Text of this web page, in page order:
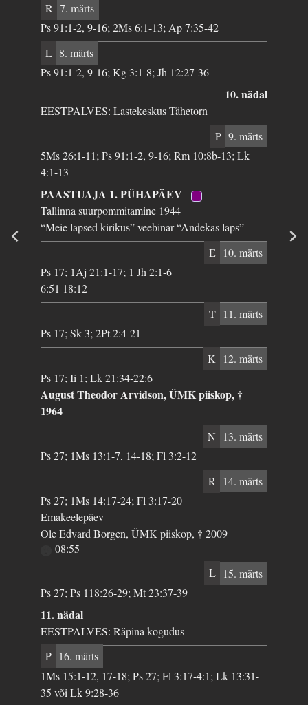
R 7. märts
Ps 91:1-2, 9-16; 2Ms 6:1-13; Ap 7:35-42
L 8. märts
Ps 91:1-2, 9-16; Kg 3:1-8; Jh 12:27-36
10. nädal
EESTPALVES: Lastekeskus Tähetorn
P 9. märts
5Ms 26:1-11; Ps 91:1-2, 9-16; Rm 10:8b-13; Lk
4:1-13
PAASTUAJA 1. PÜHAPÄEV
Tallinna suurpommitamine 1944
“Meie lapsed kirikus” veebinar “Andekas laps”
E 10. märts
Ps 17; 1Aj 21:1-17; 1 Jh 2:1-6
6:51 18:12
T 11. märts
Ps 17; Sk 3; 2Pt 2:4-21
K 12. märts
Ps 17; Ii 1; Lk 21:34-22:6
August Theodor Arvidson, ÜMK piiskop, †
1964
N
13. märts
Ps 27; 1Ms 13:1-7, 14-18; Fl 3:2-12
R 14. märts
Ps 27; 1Ms 14:17-24; Fl 3:17-20
Emakeelepäev
Ole Edvard Borgen, ÜMK piiskop, † 2009
08:55
L 15. märts
Ps 27; Ps 118:26-29; Mt 23:37-39
11. nädal
EESTPALVES: Räpina kogudus
P 16. märts
1Ms 15:1-12, 17-18; Ps 27; Fl 3:17-4:1; Lk 13:31-
35 või Lk 9:28-36